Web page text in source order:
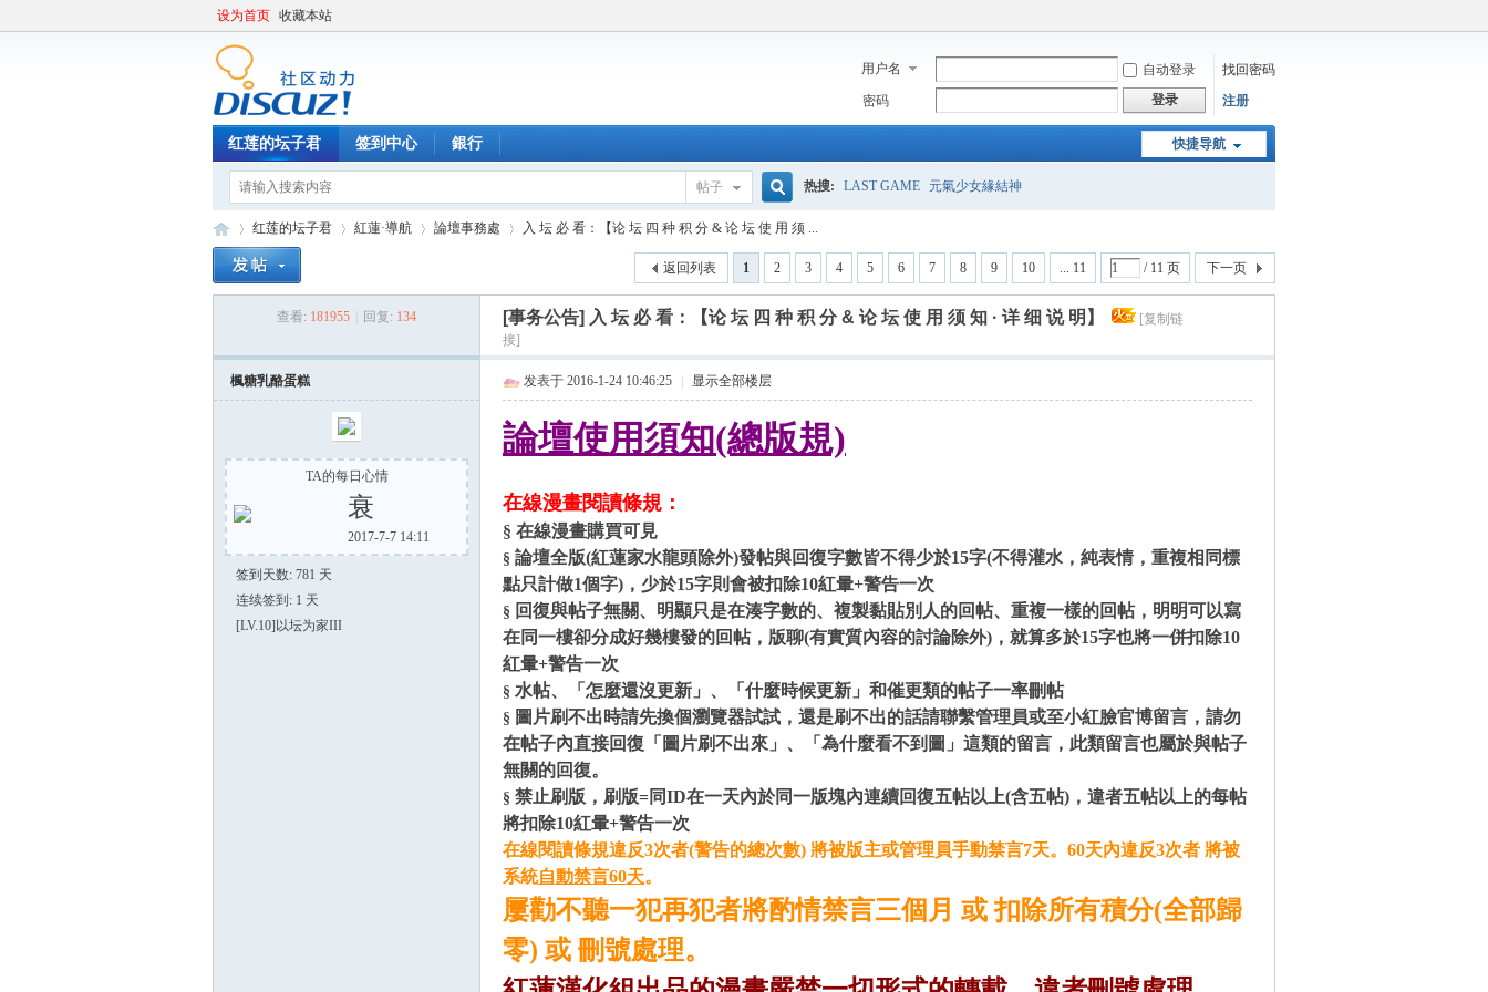
设为首页 收藏本站
用户名 自动登录
找回密码
密码
登录 注册
快捷导航
红莲的坛子君 签到中心 銀行
帖子
搜
索
热搜: LAST GAME 元氣少女緣結神
蓮
红莲的坛子君
›
紅蓮·導航
›
論壇事務處
›
入 坛 必 看：【论 坛 四 种 积 分 & 论 坛 使 用 须 ...
1 2 3 4 5 6 7 8 9 10 ... 11 / 11 页 下一页
返回列表
查看: 181955 回复: 134 [事务公告] 入 坛 必 看：【论 坛 四 种 积 分 & 论 坛 使 用 须 知 · 详 细 说 明】
[复制链
接]
楓糖乳酪蛋糕
TA的每日心情
衰
2017-7-7 14:11
签到天数: 781 天
连续签到: 1 天
[LV.10]以坛为家III
发表于 2016-1-24 10:46:25 显示全部楼层
論壇使用須知(總版規)
在線漫畫閱讀條規：
§ 在線漫畫購買可見
§ 論壇全版(紅蓮家水龍頭除外)發帖與回復字數皆不得少於15字(不得灌水，純表情，重複相同標
點只計做1個字)，少於15字則會被扣除10紅暈+警告一次
§ 回復與帖子無關、明顯只是在湊字數的、複製黏貼別人的回帖、重複一樣的回帖，明明可以寫
在同一樓卻分成好幾樓發的回帖，版聊(有實質內容的討論除外)，就算多於15字也將一併扣除10
紅暈+警告一次
§ 水帖、「怎麼還沒更新」、「什麼時候更新」和催更類的帖子一率刪帖
§ 圖片刷不出時請先換個瀏覽器試試，還是刷不出的話請聯繫管理員或至小紅臉官博留言，請勿
在帖子內直接回復「圖片刷不出來」、「為什麼看不到圖」這類的留言，此類留言也屬於與帖子
無關的回復。
§ 禁止刷版，刷版=同ID在一天內於同一版塊內連續回復五帖以上(含五帖)，違者五帖以上的每帖
將扣除10紅暈+警告一次
在線閱讀條規違反3次者(警告的總次數) 將被版主或管理員手動禁言7天。60天內違反3次者 將被
系統自動禁言60天。
屢勸不聽一犯再犯者將酌情禁言三個月 或 扣除所有積分(全部歸
零) 或 刪號處理。